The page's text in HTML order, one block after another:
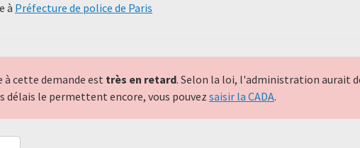
à Préfecture de police de Paris
à cette demande est très en retard. Selon la loi, l'administration aurait
délais le permettent encore, vous pouvez saisir la CADA.